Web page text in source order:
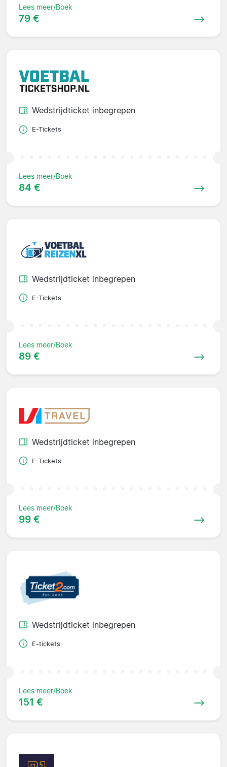
Lees meer/Boek
79 €
Wedstrijdticket inbegrepen
E-Tickets
Lees meer/Boek
84 €
Wedstrijdticket inbegrepen
E-Tickets
Lees meer/Boek
89 €
Wedstrijdticket inbegrepen
E-Tickets
Lees meer/Boek
99 €
Wedstrijdticket inbegrepen
E-tickets
Lees meer/Boek
151 €